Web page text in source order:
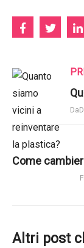
Altri post